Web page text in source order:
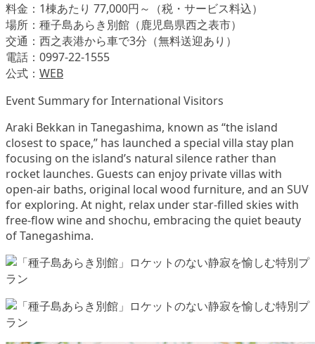
料金：1棟あたり 77,000円～（税・サービス料込）
場所：種子島あらき別館（鹿児島県西之表市）
交通：西之表港から車で3分（無料送迎あり）
電話：0997-22-1555
公式： WEB
Event Summary for International Visitors
Araki Bekkan in Tanegashima, known as “the island
closest to space,” has launched a special villa stay plan
focusing on the island’s natural silence rather than
rocket launches. Guests can enjoy private villas with
open-air baths, original local wood furniture, and an SUV
for exploring. At night, relax under star-filled skies with
free-flow wine and shochu, embracing the quiet beauty
of Tanegashima.